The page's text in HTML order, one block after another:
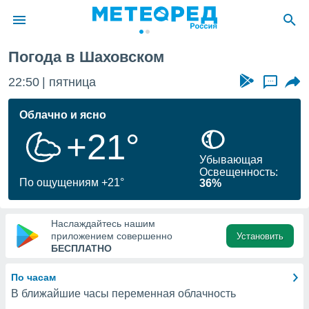
о
Вы можете
к этому
доступ
Погода в Шаховском
22:50 пятница ...
Облачно и ясно
+21°
По ощущениям +21°
Убывающая
Освещенность:
36%
Наслаждайтесь нашим
приложением совершенно
БЕСПЛАТНО
Установить
По часам
В ближайшие часы переменная облачность